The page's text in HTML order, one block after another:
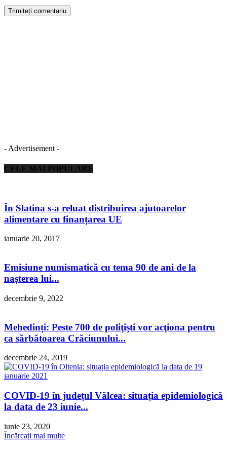
- Advertisement -
CELE MAI POPULARE
În Slatina s-a reluat distribuirea ajutoarelor
alimentare cu finanțarea UE
ianuarie 20, 2017
Emisiune numismatică cu tema 90 de ani de la
nașterea lui...
decembrie 9, 2022
Mehedinți: Peste 700 de poliţişti vor acţiona pentru
ca sărbătoarea Crăciunului...
decembrie 24, 2019
COVID-19 în județul Vâlcea: situația epidemiologică
la data de 23 iunie...
iunie 23, 2020
Încărcați mai multe